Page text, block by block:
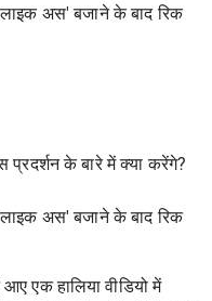
अस' बजाने के बाद रिक
प्रदर्शन के बारे में क्या करेंगे?
अस' बजाने के बाद रिक
एक हालिया वीडियो में